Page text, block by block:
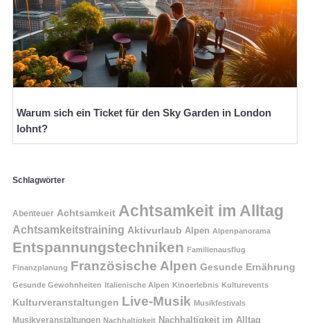
Warum sich ein Ticket für den Sky Garden in London
lohnt?
Schlagwörter
Abenteuer Achtsamkeit Achtsamkeit im Alltag
Achtsamkeitstraining Aktivurlaub Alpen Alpenpanorama
Entspannungstechniken Familienausflug
Finanzplanung Französische Alpen Gesunde Ernährung
Gesunde Gewohnheiten Italienische Alpen Kinoerlebnis Kulturevents
Kulturveranstaltungen Live-Musik Musikfestivals
Musikveranstaltungen Nachhaltigkeit Nachhaltigkeit im Alltag